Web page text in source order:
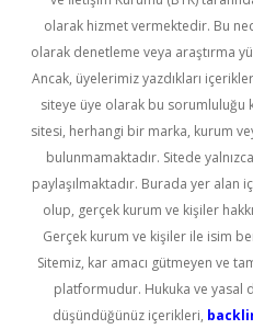
olarak hizmet vermektedir. Bu
olarak denetleme veya araştırma
Ancak, üyelerimiz yazdıkları
siteye üye olarak bu sorumluluğu
sitesi, herhangi bir marka, kurum
bulunmamaktadır. Sitede
paylaşılmaktadır. Burada yer alan
olup, gerçek kurum ve kişiler
Gerçek kurum ve kişiler ile isim
Sitemiz, kar amacı gütmeyen ve
platformudur. Hukuka ve yasal
düşündüğünüz içerikleri,